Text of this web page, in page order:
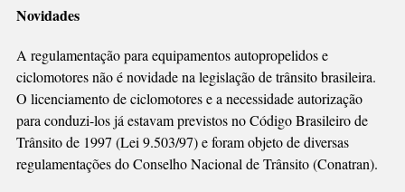
Novidades
A regulamentação para equipamentos autopropelidos e
ciclomotores não é novidade na legislação de trânsito brasileira.
O licenciamento de ciclomotores e a necessidade autorização
para conduzi-los já estavam previstos no Código Brasileiro de
Trânsito de 1997 (Lei 9.503/97) e foram objeto de diversas
regulamentações do Conselho Nacional de Trânsito (Conatran).